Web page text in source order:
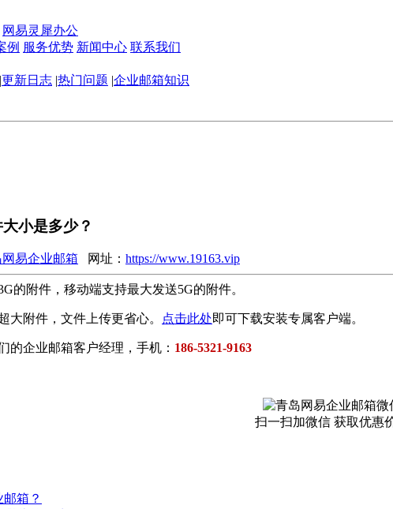
网易灵犀办公
例 服务优势 新闻中心 联系我们
|更新日志 |热门问题 |企业邮箱知识
小是多少？
易企业邮箱 网址： https://www.19163.vip
的附件，移动端支持最大发送5G的附件。
大附件，文件上传更省心。 点击此处即可下载安装专属客户端。
的企业邮箱客户经理，手机： 186-5321-9163
扫一扫加微信 获取优惠
箱？